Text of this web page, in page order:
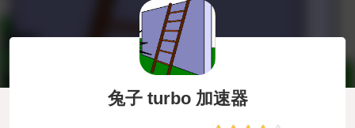
兔子 turbo 加速器